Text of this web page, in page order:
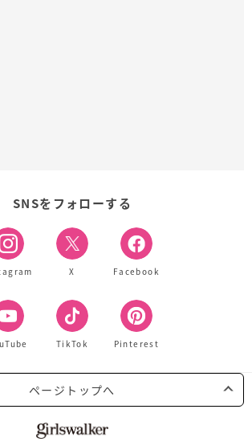
SNSをフォローする
X Facebook
TikTok Pinterest
ページトップへ